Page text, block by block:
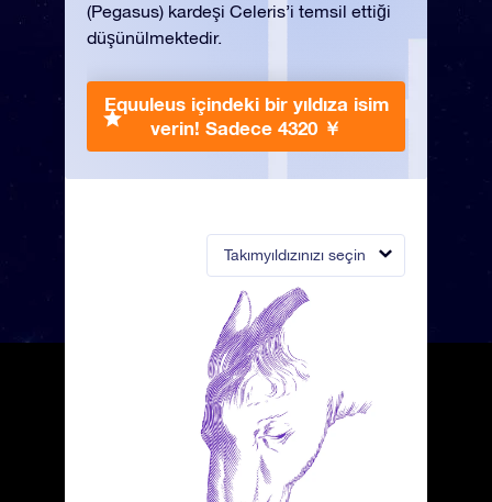
Takımyıldızınızı seçin
(Pegasus) kardeşi Celeris’i temsil ettiği
düşünülmektedir.
Equuleus içindeki bir yıldıza isim
verin! Sadece 4320 ￥